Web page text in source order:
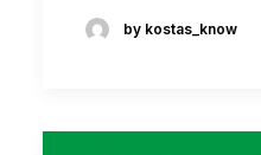
by kostas_know